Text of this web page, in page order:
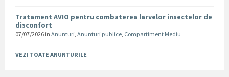
Tratament AVIO pentru combaterea larvelor insectelor de
disconfort
07/07/2026 in Anunturi, Anunturi publice, Compartiment Mediu
VEZI TOATE ANUNTURILE